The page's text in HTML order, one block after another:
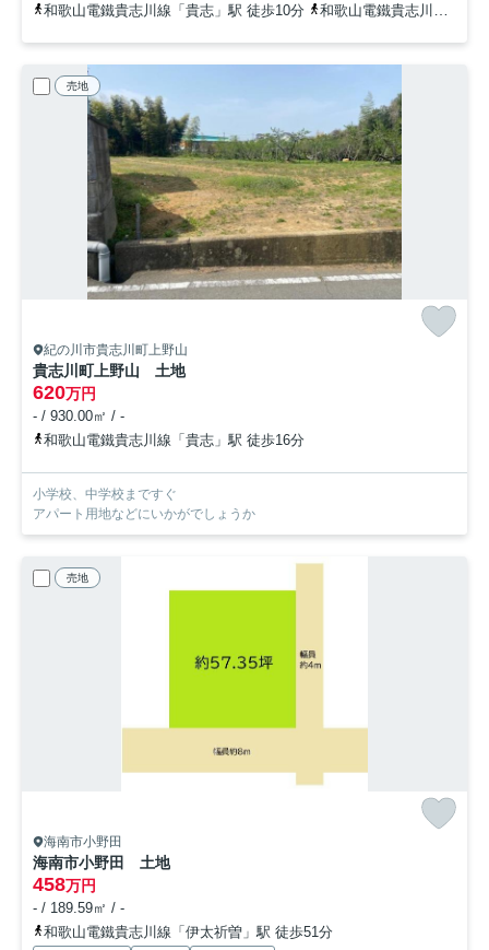
和歌山電鐵貴志川線「貴志」駅 徒歩10分
和歌山電鐵貴志川線「甘露寺前」駅 徒歩25分
売地
紀の川市貴志川町上野山
貴志川町上野山 土地
620万円
- / 930.00㎡ / -
和歌山電鐵貴志川線「貴志」駅 徒歩16分
小学校、中学校まですぐ
アパート用地などにいかがでしょうか
売地
海南市小野田
海南市小野田 土地
458万円
- / 189.59㎡ / -
和歌山電鐵貴志川線「伊太祈曽」駅 徒歩51分